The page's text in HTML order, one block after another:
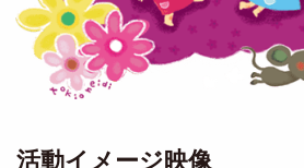
活動イメージ映像